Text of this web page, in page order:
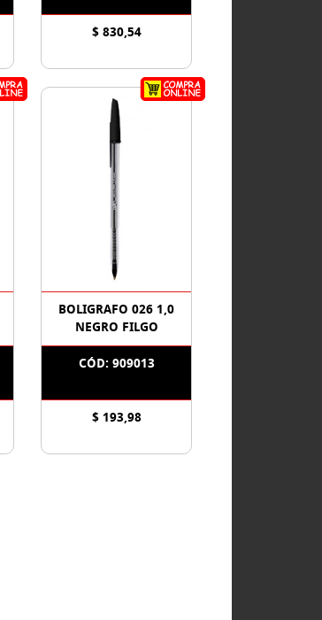
$ 830,54
BOLIGRAFO 026 1,0
NEGRO FILGO
CÓD: 909013
$ 193,98